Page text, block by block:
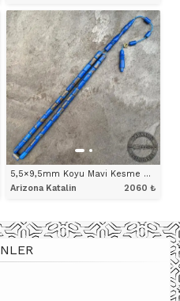
ÜRÜNÜ İNCELE
5,5×9,5mm Koyu Mavi Kesme Model Arizona Katalin Tesbih
Arizona Katalin
2060₺
ÜRÜNÜ İNCELE